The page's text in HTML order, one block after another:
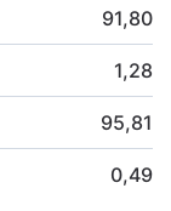
91,80
1,28
95,81
0,49